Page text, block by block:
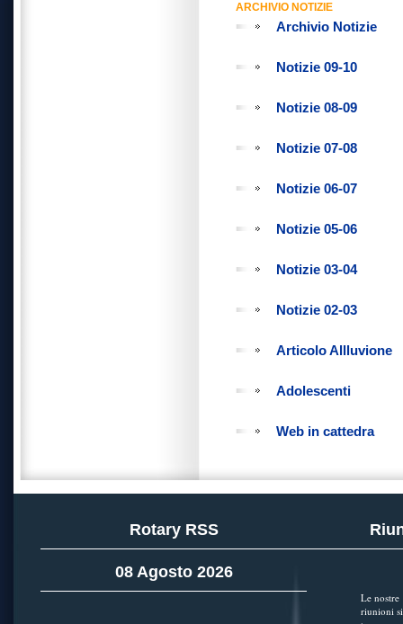
ARCHIVIO NOTIZIE
Archivio Notizie
Notizie 09-10
Notizie 08-09
Notizie 07-08
Notizie 06-07
Notizie 05-06
Notizie 03-04
Notizie 02-03
Articolo Allluvione
Adolescenti
Web in cattedra
Rotary RSS
08 Agosto 2026
Le nostre
riunioni si